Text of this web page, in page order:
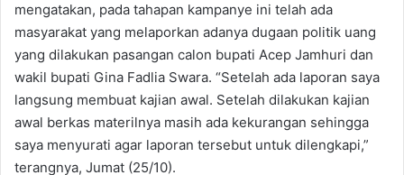
mengatakan, pada tahapan kampanye ini telah ada
masyarakat yang melaporkan adanya dugaan politik uang
yang dilakukan pasangan calon bupati Acep Jamhuri dan
wakil bupati Gina Fadlia Swara. “Setelah ada laporan saya
langsung membuat kajian awal. Setelah dilakukan kajian
awal berkas materilnya masih ada kekurangan sehingga
saya menyurati agar laporan tersebut untuk dilengkapi,”
terangnya, Jumat (25/10).